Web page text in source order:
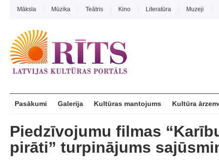
Māksla Mūzika Teātris Kino Literatūra Muzeji
Pasākumi Galerija Kultūras mantojums Kultūra
Piedzīvojumu filmas
pirāti” turpinājums